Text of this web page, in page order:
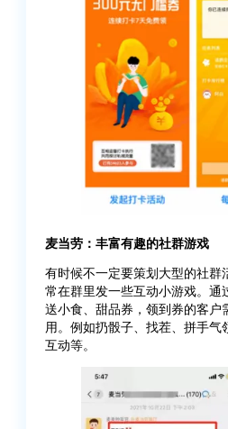
麦当劳：丰富有趣的社群游戏
有时候不一定要策划大型的社群
常在群里发一些互动小游戏。通
送小食、甜品券，领到券的客户
用。例如扔骰子、找茬、拼手气
互动等。